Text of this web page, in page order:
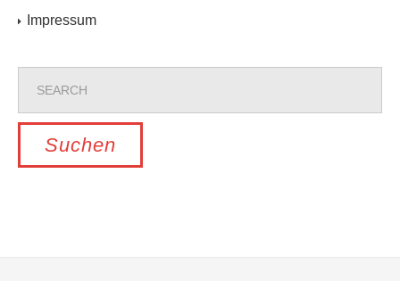
Impressum